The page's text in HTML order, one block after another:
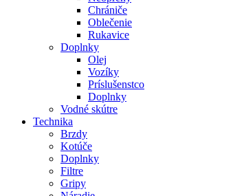
Chrániče
Oblečenie
Rukavice
Doplnky
Olej
Vozíky
Príslušenstco
Doplnky
Vodné skútre
Technika
Brzdy
Kotúče
Doplnky
Filtre
Gripy